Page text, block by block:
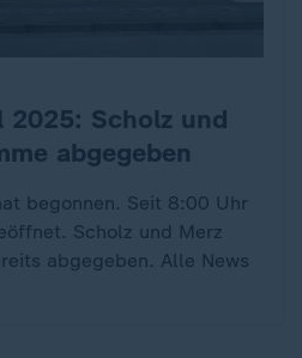
2025: Scholz und
abgegeben
begonnen. Seit 8:00 Uhr
Scholz und Merz
abgegeben. Alle News